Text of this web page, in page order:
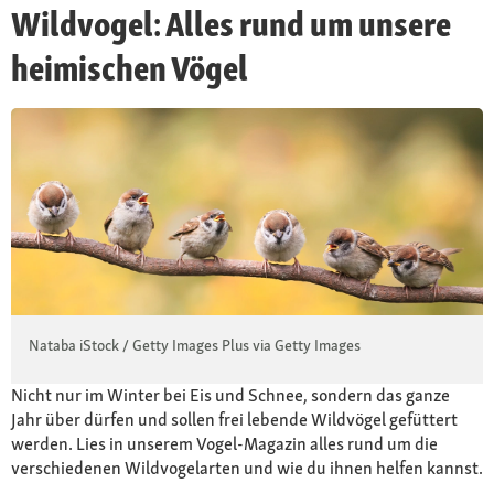
Wildvogel: Alles rund um unsere
heimischen Vögel
Nataba iStock / Getty Images Plus via Getty Images
Nicht nur im Winter bei Eis und Schnee, sondern das ganze
Jahr über dürfen und sollen frei lebende Wildvögel gefüttert
werden. Lies in unserem Vogel-Magazin alles rund um die
verschiedenen Wildvogelarten und wie du ihnen helfen kannst.